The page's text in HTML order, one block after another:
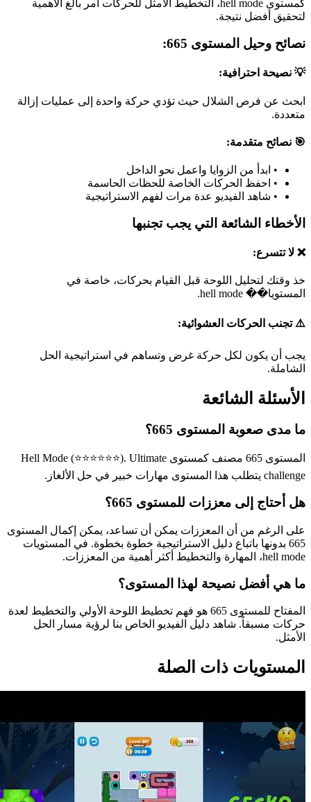
كمستوى hell mode، التخطيط الأمثل للحركات أمر بالغ الأهمية
لتحقيق أفضل نتيجة.
نصائح وحيل المستوى 665:
💡 نصيحة احترافية:
ابحث عن فرص الشلال حيث تؤدي حركة واحدة إلى عمليات إزالة
متعددة.
🎯 نصائح متقدمة:
• ابدأ من الزوايا واعمل نحو الداخل
• احفظ الحركات الخاصة للحظات الحاسمة
• شاهد الفيديو عدة مرات لفهم الاستراتيجية
الأخطاء الشائعة التي يجب تجنبها
❌ لا تتسرع:
خذ وقتك لتحليل اللوحة قبل القيام بحركات، خاصة في
المستويا�� hell mode.
⚠️ تجنب الحركات العشوائية:
يجب أن يكون لكل حركة غرض وتساهم في استراتيجية الحل
الشاملة.
الأسئلة الشائعة
ما مدى صعوبة المستوى 665؟
المستوى 665 مصنف كمستوى Hell Mode (⭐⭐⭐⭐⭐⭐). Ultimate
challenge يتطلب هذا المستوى مهارات خبير في حل الألغاز.
هل أحتاج إلى معززات للمستوى 665؟
على الرغم من أن المعززات يمكن أن تساعد، يمكن إكمال المستوى
665 بدونها باتباع دليل الاستراتيجية خطوة بخطوة. في المستويات
hell mode، المهارة والتخطيط أكثر أهمية من المعززات.
ما هي أفضل نصيحة لهذا المستوى؟
المفتاح للمستوى 665 هو فهم تخطيط اللوحة الأولي والتخطيط لعدة
حركات مسبقاً. شاهد دليل الفيديو الخاص بنا لرؤية مسار الحل
الأمثل.
المستويات ذات الصلة